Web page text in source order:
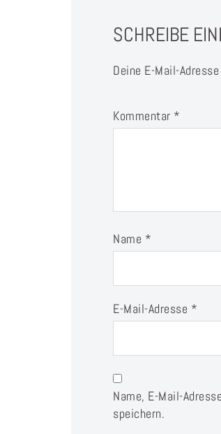
SCHREIBE
Deine E-Mail-
Kommentar *
Name *
E-Mail-Adresse *
Name, E-Mail-
speichern.